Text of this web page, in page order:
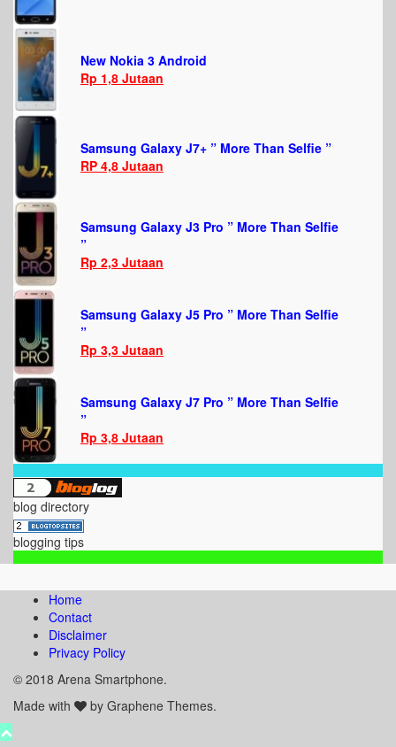
New Nokia 3 Android
Rp 1,8 Jutaan
Samsung Galaxy J7+ ” More Than Selfie ”
RP 4,8 Jutaan
Samsung Galaxy J3 Pro ” More Than Selfie
”
Rp 2,3 Jutaan
Samsung Galaxy J5 Pro ” More Than Selfie
”
Rp 3,3 Jutaan
Samsung Galaxy J7 Pro ” More Than Selfie
”
Rp 3,8 Jutaan
blog directory
blogging tips
Home
Contact
Disclaimer
Privacy Policy
© 2018 Arena Smartphone.
Made with
by Graphene Themes.